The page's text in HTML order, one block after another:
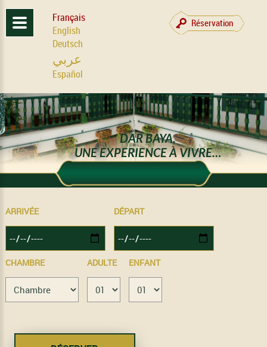
Français
English
Deutsch
عربي
Español
Réservation
DAR BAYA,
UNE EXPERIENCE À VIVRE…
ARRIVÉE DÉPART
CHAMBRE ADULTE ENFANT